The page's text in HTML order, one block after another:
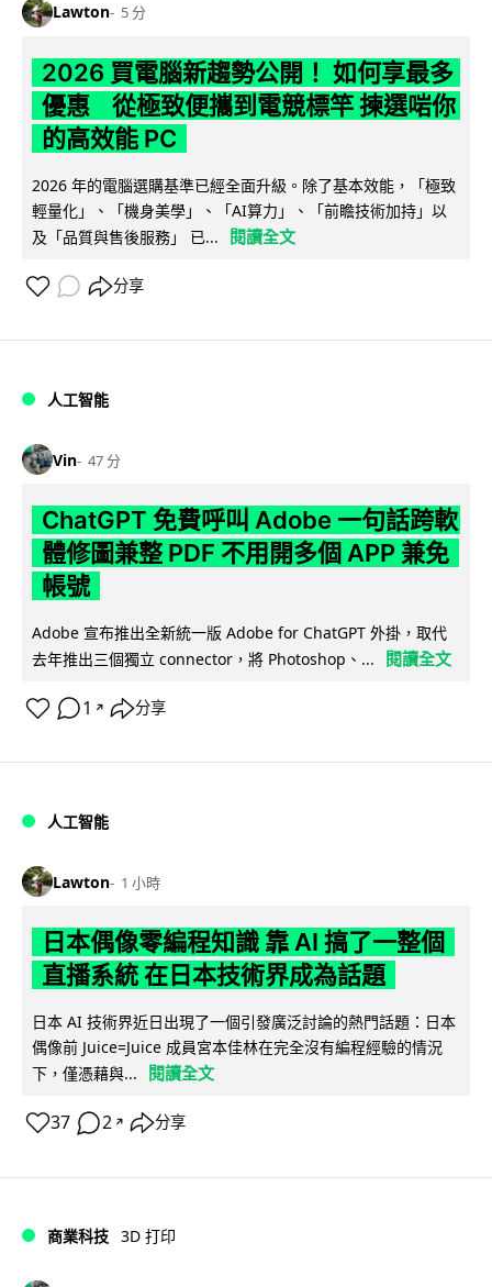
Lawton 5 分
2026 買電腦新趨勢公開！ 如何享最多
優惠 從極致便攜到電競標竿 揀選啱你
的高效能 PC
2026 年的電腦選購基準已經全面升級。除了基本效能，「極致
輕量化」、「機身美學」、「AI算力」、「前瞻技術加持」以
及「品質與售後服務」 已...
閱讀全文
分享
人工智能
Vin 47 分
ChatGPT 免費呼叫 Adobe 一句話跨軟
體修圖兼整 PDF 不用開多個 APP 兼免
帳號
Adobe 宣布推出全新統一版 Adobe for ChatGPT 外掛，取代
去年推出三個獨立 connector，將 Photoshop、...
閱讀全文
1 ↗ 分享
人工智能
Lawton 1 小時
日本偶像零編程知識 靠 AI 搞了一整個
直播系統 在日本技術界成為話題
日本 AI 技術界近日出現了一個引發廣泛討論的熱門話題：日本
偶像前 Juice=Juice 成員宮本佳林在完全沒有編程經驗的情況
下，僅憑藉與...
閱讀全文
37 2 ↗ 分享
商業科技 3D 打印